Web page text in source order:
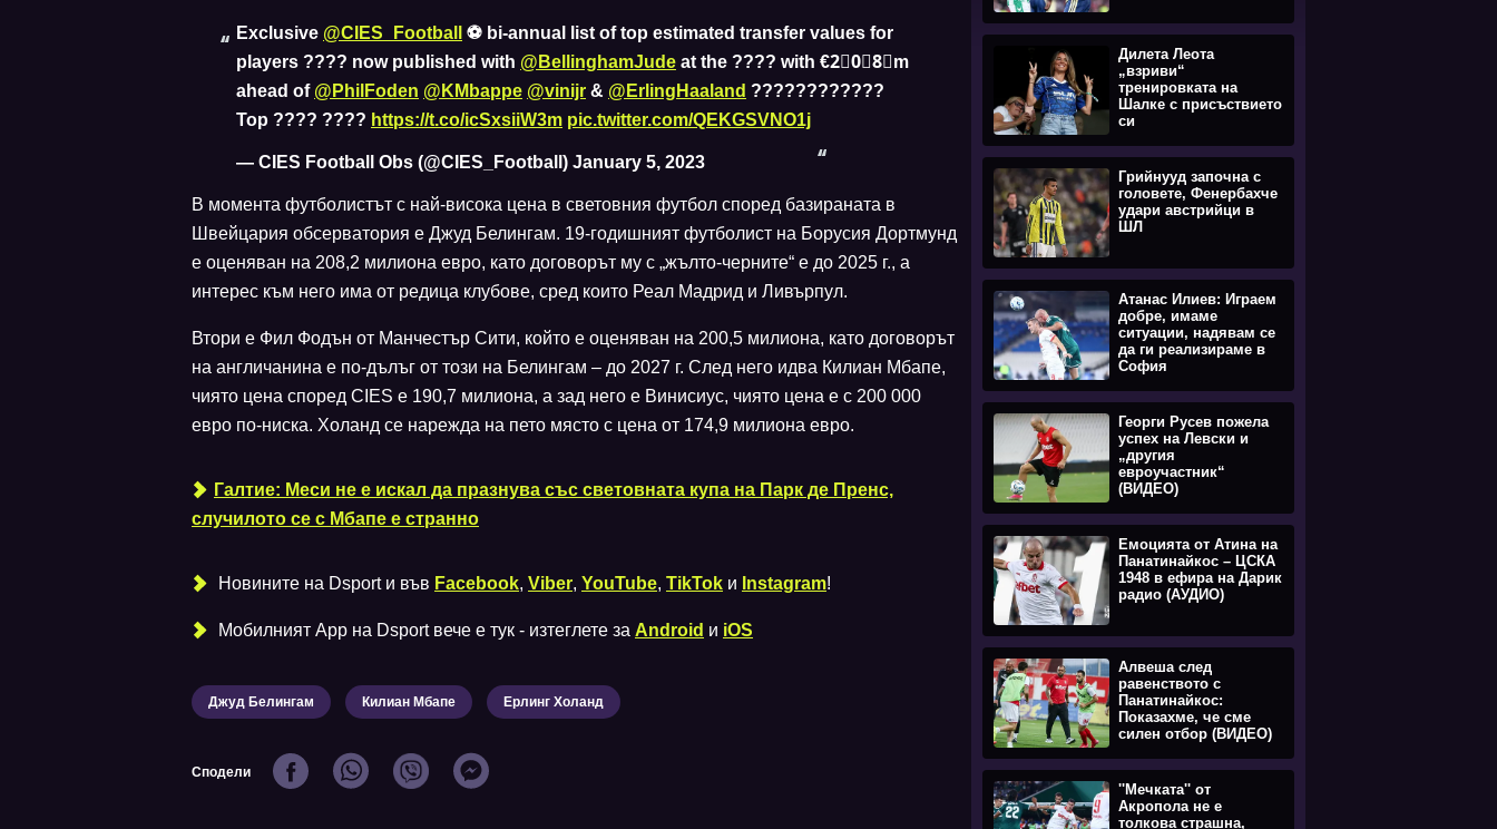
Exclusive @CIES_Football
⚽️ bi-annual list of top estimated transfer values for
players ???? now published with @BellinghamJude at the ???? with €2⃣0⃣8⃣m
ahead of @PhilFoden @KMbappe @vinijr & @ErlingHaaland ????????????
Top ???? ???? https://t.co/icSxsiiW3m pic.twitter.com/QEKGSVNO1j
— CIES Football Obs (@CIES_Football) January 5, 2023
В момента футболистът с най-висока цена в световния футбол според базираната в
Швейцария обсерватория е Джуд Белингам. 19-годишният футболист на Борусия Дортмунд
е оценяван на 208,2 милиона евро, като договорът му с „жълто-черните“ е до 2025 г., а
интерес към него има от редица клубове, сред които Реал Мадрид и Ливърпул.
Втори е Фил Фодън от Манчестър Сити, който е оценяван на 200,5 милиона, като договорът
на англичанина е по-дълъг от този на Белингам – до 2027 г. След него идва Килиан Мбапе,
чиято цена според CIES е 190,7 милиона, а зад него е Винисиус, чиято цена е с 200 000
евро по-ниска. Холанд се нарежда на пето място с цена от 174,9 милиона евро.
Галтие: Меси не е искал да празнува със световната купа на Парк де Пренс,
случилото се с Мбапе е странно
Новините на Dsport и във Facebook, Viber, YouTube, TikTok и Instagram!
Мобилният Аpp на Dsport вече е тук - изтеглете за Android и iOS
Джуд Белингам Килиан Мбапе Ерлинг Холанд
Сподели
Дилета Леота
„взриви“
тренировката на
Шалке с присъствието
си
Грийнууд започна с
головете, Фенербахче
удари австрийци в
ШЛ
Атанас Илиев: Играем
добре, имаме
ситуации, надявам се
да ги реализираме в
София
Георги Русев пожела
успех на Левски и
„другия
евроучастник“
(ВИДЕО)
Емоцията oт Атина на
Панатинайкос – ЦСКА
1948 в ефира на Дарик
радио (АУДИО)
Алвеша след
равенството с
Панатинайкос:
Показахме, че сме
силен отбор (ВИДЕО)
''Мечката'' от
Акропола не е
толкова страшна,